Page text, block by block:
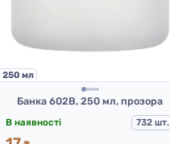
250 мл
Банка 602В, 250 мл, прозора
В наявності 732 шт.